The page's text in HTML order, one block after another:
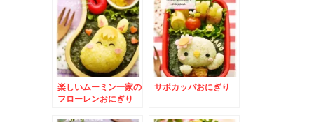
楽しいムーミン一家の
フローレンおにぎり
サボカッパおにぎり